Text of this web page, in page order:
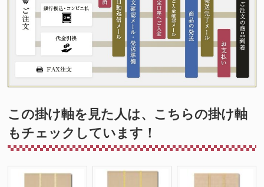
この掛け軸を見た人は、こちらの掛け軸
もチェックしています！